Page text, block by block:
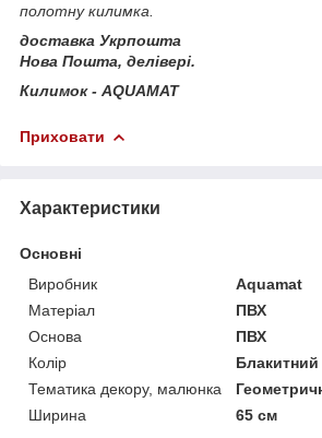
полотну килимка.
доставка Укрпошта
Нова Пошта, делівері.
Килимок - AQUAMAT
Приховати
Характеристики
Основні
Виробник
Aquamat
Матеріал
ПВХ
Основа
ПВХ
Колір
Блакитний
Тематика декору, малюнка
Ширина
65 см